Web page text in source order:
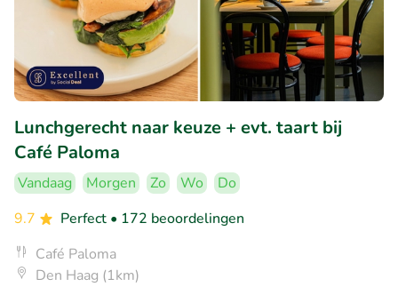
Lunchgerecht naar keuze + evt. taart bij
Café Paloma
Vandaag Morgen Zo Wo
Do
9.7
Perfect • 172 beoordelingen
Café Paloma
Den Haag (1km)